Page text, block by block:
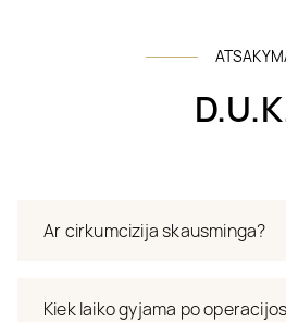
Ar cirkumcizija skausminga?
Kiek laiko gyjama po